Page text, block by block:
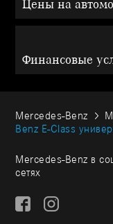
Цены на
Финансовые
Mercedes-Benz
Benz E-Class
Mercedes-Benz в
сетях